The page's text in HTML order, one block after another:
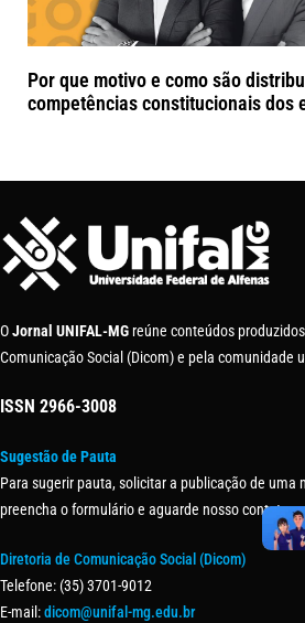
Por que motivo e como são
competências constitucionais dos
OJornal UNIFAL-MG reúne conteúdos
Comunicação Social (Dicom) e pela comunidade
ISSN 2966-3008
Sugestão de Pauta
Para sugerir pauta, solicitar a publicação de uma
preencha o formulário e aguarde nosso contato.
Diretoria de Comunicação Social (Dicom)
Telefone: (35) 3701-9012
E-mail:dicom@unifal-mg.edu.br